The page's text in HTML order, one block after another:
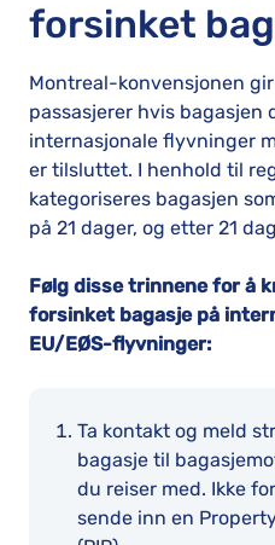
forsinket
Montreal-konvensjonen
passasjerer hvis bagasjen
internasjonale flyvninger
er tilsluttet. I henhold til
kategoriseres bagasjen
på 21 dager, og etter 21
Følg disse trinnene for å
forsinket bagasje på
EU/EØS-flyvninger:
Ta kontakt og meld
bagasje til
du reiser med. Ikke
sende inn en